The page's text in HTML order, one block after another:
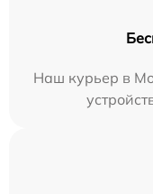
Наш курьер в